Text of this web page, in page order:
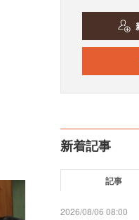
新着記事
記事
2026/08/06 08:00